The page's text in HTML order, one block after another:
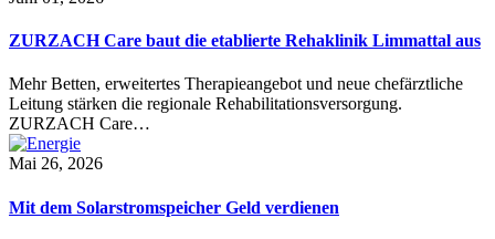
ZURZACH Care baut die etablierte Rehaklinik Limmattal aus
Mehr Betten, erweitertes Therapieangebot und neue chefärztliche
Leitung stärken die regionale Rehabilitationsversorgung.
ZURZACH Care…
Mai 26, 2026
Mit dem Solarstromspeicher Geld verdienen